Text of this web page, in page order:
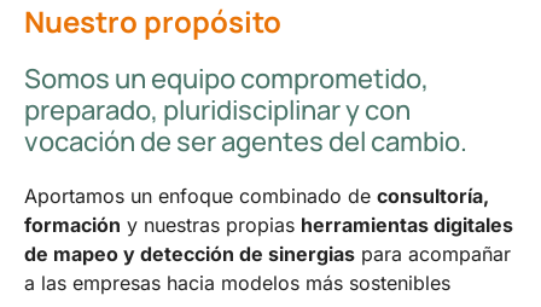
Nuestro propósito
Somos un equipo comprometido,
preparado, pluridisciplinar y con
vocación de ser agentes del cambio.
Aportamos un enfoque combinado de consultoría,
formación y nuestras propias herramientas digitales
de mapeo y detección de sinergias para acompañar
a las empresas hacia modelos más sostenibles